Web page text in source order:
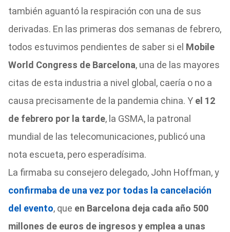
también aguantó la respiración con una de sus
derivadas. En las primeras dos semanas de febrero,
todos estuvimos pendientes de saber si el Mobile
World Congress de Barcelona, una de las mayores
citas de esta industria a nivel global, caería o no a
causa precisamente de la pandemia china. Y el 12
de febrero por la tarde, la GSMA, la patronal
mundial de las telecomunicaciones, publicó una
nota escueta, pero esperadísima.
La firmaba su consejero delegado, John Hoffman, y
confirmaba de una vez por todas la cancelación
del evento, que en Barcelona deja cada año 500
millones de euros de ingresos y emplea a unas